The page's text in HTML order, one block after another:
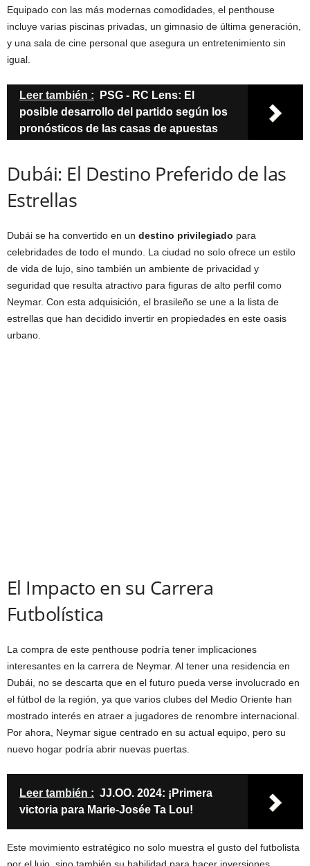
Equipado con las más modernas comodidades, el penthouse
incluye varias piscinas privadas, un gimnasio de última generación,
y una sala de cine personal que asegura un entretenimiento sin
igual.
Leer también :
PSG - RC Lens: El
posible desarrollo del partido según los
pronósticos de las casas de apuestas
Dubái: El Destino Preferido de las
Estrellas
Dubái se ha convertido en un destino privilegiado para
celebridades de todo el mundo. La ciudad no solo ofrece un estilo
de vida de lujo, sino también un ambiente de privacidad y
seguridad que resulta atractivo para figuras de alto perfil como
Neymar. Con esta adquisición, el brasileño se une a la lista de
estrellas que han decidido invertir en propiedades en este oasis
urbano.
El Impacto en su Carrera
Futbolística
La compra de este penthouse podría tener implicaciones
interesantes en la carrera de Neymar. Al tener una residencia en
Dubái, no se descarta que en el futuro pueda verse involucrado en
el fútbol de la región, ya que varios clubes del Medio Oriente han
mostrado interés en atraer a jugadores de renombre internacional.
Por ahora, Neymar sigue centrado en su actual equipo, pero su
nuevo hogar podría abrir nuevas puertas.
Leer también : JJ.OO. 2024: ¡Primera
victoria para Marie-Josée Ta Lou!
Este movimiento estratégico no solo muestra el gusto del futbolista